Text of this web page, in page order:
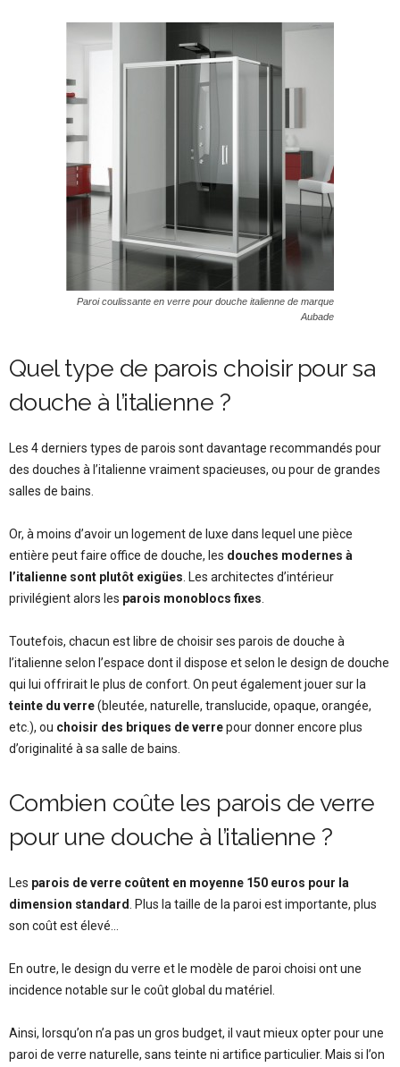
Paroi coulissante en verre pour douche italienne de marque
Aubade
Quel type de parois choisir pour sa
douche à l’italienne ?
Les 4 derniers types de parois sont davantage recommandés pour
des douches à l’italienne vraiment spacieuses, ou pour de grandes
salles de bains.
Or, à moins d’avoir un logement de luxe dans lequel une pièce
entière peut faire office de douche, les douches modernes à
l’italienne sont plutôt exigües . Les architectes d’intérieur
privilégient alors les parois monoblocs fixes
Toutefois, chacun est libre de choisir ses parois de douche à
l’italienne selon l’espace dont il dispose et selon le design de douche
qui lui offrirait le plus de confort. On peut également jouer sur la
teinte du verre(bleutée, naturelle, translucide, opaque, orangée,
etc.), ou choisir des briques de verrepour donner encore plus
d’originalité à sa salle de bains.
Combien coûte les parois de verre
pour une douche à l’italienne ?
Les parois de verre coûtent en moyenne 150 euros pour la
dimension standard
. Plus la taille de la paroi est importante, plus
son coût est élevé…
En outre, le design du verre et le modèle de paroi choisi ont une
incidence notable sur le coût global du matériel.
Ainsi, lorsqu’on n’a pas un gros budget, il vaut mieux opter pour une
paroi de verre naturelle, sans teinte ni artifice particulier. Mais si l’on